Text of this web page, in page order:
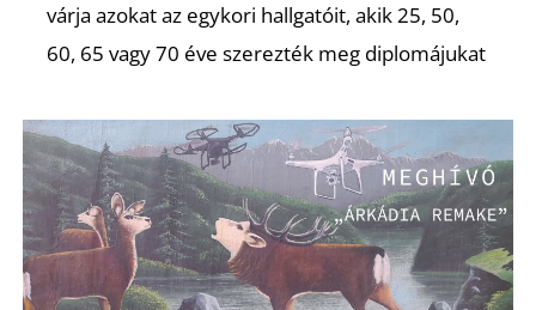
várja azokat az egykori hallgatóit, akik 25, 50,
60, 65 vagy 70 éve szerezték meg diplomájukat